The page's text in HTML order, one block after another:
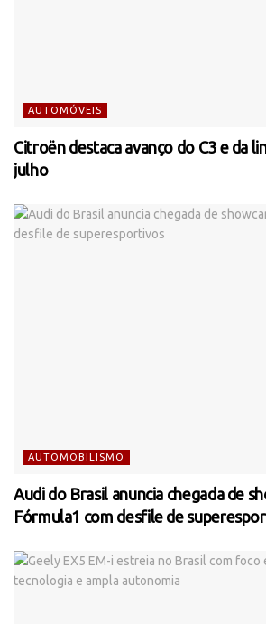
AUTOMÓVEIS
Citroën destaca avanço do C3 e da
julho
AUTOMOBILISMO
Audi do Brasil anuncia chegada de
Fórmula1 com desfile de